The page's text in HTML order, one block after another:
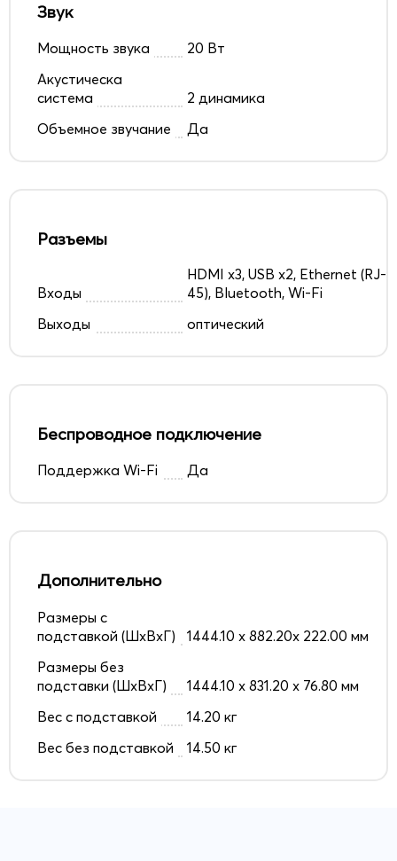
Звук
Мощность звука
20 Вт
Акустическа
система
2 динамика
Объемное звучание
Да
Разъемы
Входы
HDMI x3, USB x2, Ethernet (RJ-
45), Bluetooth, Wi-Fi
Выходы
оптический
Беспроводное подключение
Поддержка Wi-Fi Да
Дополнительно
Размеры с
подставкой (ШxВxГ)
1444.10 x 882.20x 222.00 мм
Размеры без
подставки (ШxВxГ)
1444.10 x 831.20 x 76.80 мм
Вес с подставкой
14.20 кг
Вес без подставкой
14.50 кг